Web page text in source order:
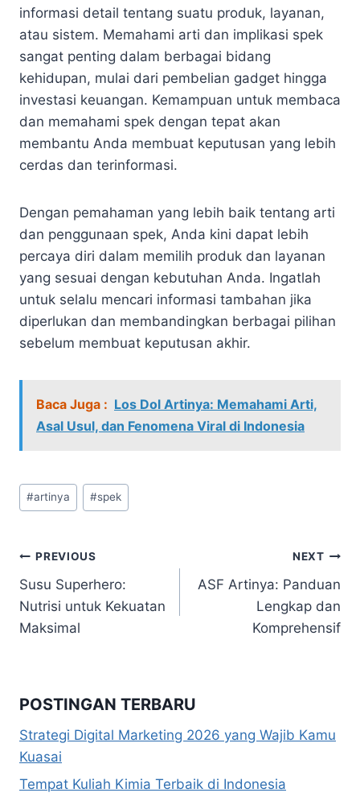
informasi detail tentang suatu produk, layanan,
atau sistem. Memahami arti dan implikasi spek
sangat penting dalam berbagai bidang
kehidupan, mulai dari pembelian gadget hingga
investasi keuangan. Kemampuan untuk membaca
dan memahami spek dengan tepat akan
membantu Anda membuat keputusan yang lebih
cerdas dan terinformasi.
Dengan pemahaman yang lebih baik tentang arti
dan penggunaan spek, Anda kini dapat lebih
percaya diri dalam memilih produk dan layanan
yang sesuai dengan kebutuhan Anda. Ingatlah
untuk selalu mencari informasi tambahan jika
diperlukan dan membandingkan berbagai pilihan
sebelum membuat keputusan akhir.
Baca Juga : Los Dol Artinya: Memahami Arti,
Asal Usul, dan Fenomena Viral di Indonesia
Post
Tags:
#artinya #spek
Navigasi
pos
PREVIOUS
Susu Superhero:
Nutrisi untuk Kekuatan
Maksimal
NEXT
ASF Artinya: Panduan
Lengkap dan
Komprehensif
POSTINGAN TERBARU
Strategi Digital Marketing 2026 yang Wajib Kamu
Kuasai
Tempat Kuliah Kimia Terbaik di Indonesia